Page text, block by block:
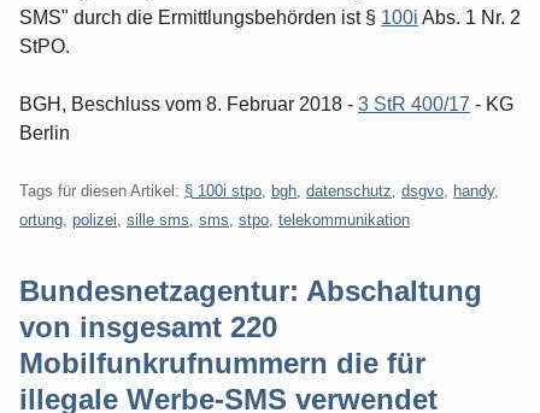
SMS" durch die Ermittlungsbehörden ist § 100i Abs. 1 Nr. 2
StPO.
BGH, Beschluss vom 8. Februar 2018 - 3 StR 400/17 - KG
Berlin
Tags für diesen Artikel: § 100i stpo bgh datenschutz dsgvo handy,
ortung polizei sille sms sms stpo telekommunikation
Bundesnetzagentur: Abschaltung
von insgesamt 220
Mobilfunkrufnummern die für
illegale Werbe-SMS verwendet